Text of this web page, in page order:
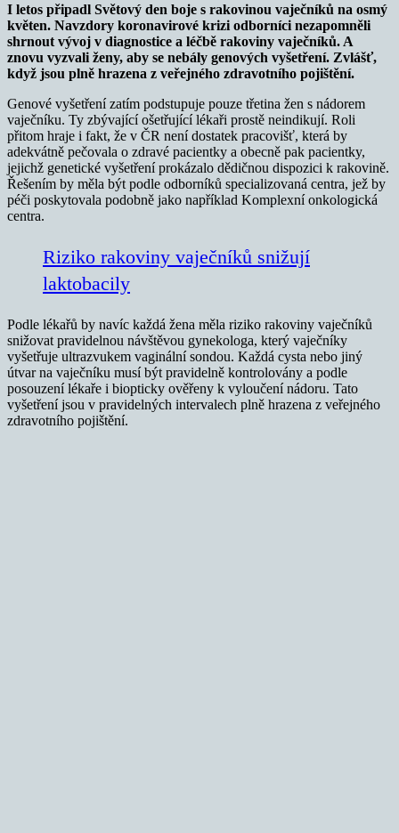
I letos připadl Světový den boje s rakovinou vaječníků na osmý
květen. Navzdory koronavirové krizi odborníci nezapomněli
shrnout vývoj v diagnostice a léčbě rakoviny vaječníků. A
znovu vyzvali ženy, aby se nebály genových vyšetření. Zvlášť,
když jsou plně hrazena z veřejného zdravotního pojištění.
Genové vyšetření zatím podstupuje pouze třetina žen s nádorem
vaječníku. Ty zbývající ošetřující lékaři prostě neindikují. Roli
přitom hraje i fakt, že v ČR není dostatek pracovišť, která by
adekvátně pečovala o zdravé pacientky a obecně pak pacientky,
jejichž genetické vyšetření prokázalo dědičnou dispozici k rakovině.
Řešením by měla být podle odborníků specializovaná centra, jež by
péči poskytovala podobně jako například Komplexní onkologická
centra.
Riziko rakoviny vaječníků snižují
laktobacily
Podle lékařů by navíc každá žena měla riziko rakoviny vaječníků
snižovat pravidelnou návštěvou gynekologa, který vaječníky
vyšetřuje ultrazvukem vaginální sondou. Každá cysta nebo jiný
útvar na vaječníku musí být pravidelně kontrolovány a podle
posouzení lékaře i biopticky ověřeny k vyloučení nádoru. Tato
vyšetření jsou v pravidelných intervalech plně hrazena z veřejného
zdravotního pojištění.